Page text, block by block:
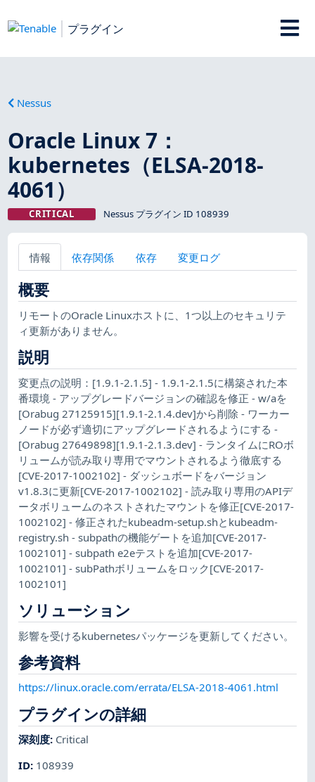
プラグイン
Nessus
Oracle Linux 7：
kubernetes（ELSA-2018-
4061）
CRITICAL Nessus プラグイン ID 108939
情報 依存関係 依存 変更ログ
概要
リモートのOracle Linuxホストに、1つ以上のセキュリテ
ィ更新がありません。
説明
変更点の説明：[1.9.1-2.1.5] - 1.9.1-2.1.5に構築された本
番環境 - アップグレードバージョンの確認を修正 - w/aを
[Orabug 27125915][1.9.1-2.1.4.dev]から削除 - ワーカー
ノードが必ず適切にアップグレードされるようにする -
[Orabug 27649898][1.9.1-2.1.3.dev] - ランタイムにROボ
リュームが読み取り専用でマウントされるよう徹底する
[CVE-2017-1002102] - ダッシュボードをバージョン
v1.8.3に更新[CVE-2017-1002102] - 読み取り専用のAPIデ
ータボリュームのネストされたマウントを修正[CVE-2017-
1002102] - 修正されたkubeadm-setup.shとkubeadm-
registry.sh - subpathの機能ゲートを追加[CVE-2017-
1002101] - subpath e2eテストを追加[CVE-2017-
1002101] - subPathボリュームをロック[CVE-2017-
1002101]
ソリューション
影響を受けるkubernetesパッケージを更新してください。
参考資料
https://linux.oracle.com/errata/ELSA-2018-4061.html
プラグインの詳細
深刻度: Critical
ID: 108939